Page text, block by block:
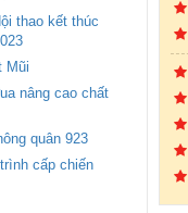
thao kết thúc
Mũi
nâng cao chất
quân 923
cấp chiến